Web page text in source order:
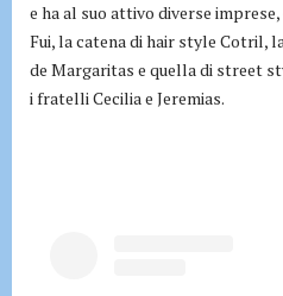
e ha al suo attivo diverse
Fui, la catena di hair style Cotril,
de Margaritas e quella di street
i fratelli Cecilia e Jeremias.